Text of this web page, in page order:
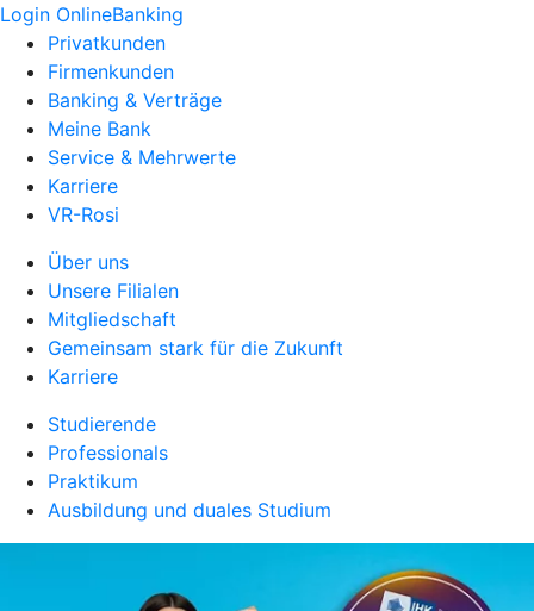
Login OnlineBanking
Privatkunden
Firmenkunden
Banking & Verträge
Meine Bank
Service & Mehrwerte
Karriere
VR-Rosi
Über uns
Unsere Filialen
Mitgliedschaft
Gemeinsam stark für die Zukunft
Karriere
Studierende
Professionals
Praktikum
Ausbildung und duales Studium